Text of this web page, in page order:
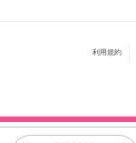
利用規約